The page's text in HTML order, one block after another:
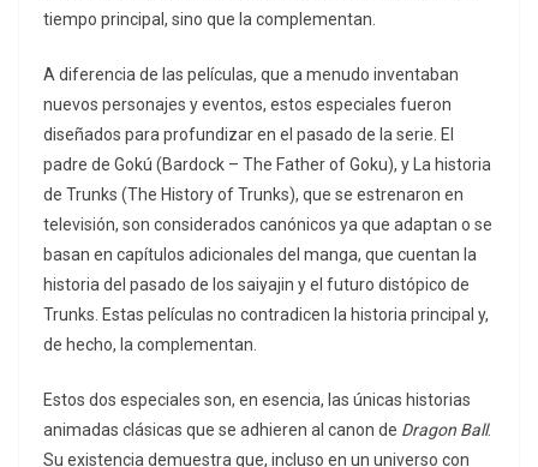
tiempo principal, sino que la complementan.
A diferencia de las películas, que a menudo inventaban
nuevos personajes y eventos, estos especiales fueron
diseñados para profundizar en el pasado de la serie. El
padre de Gokú (Bardock – The Father of Goku), y La historia
de Trunks (The History of Trunks), que se estrenaron en
televisión, son considerados canónicos ya que adaptan o se
basan en capítulos adicionales del manga, que cuentan la
historia del pasado de los saiyajin y el futuro distópico de
Trunks. Estas películas no contradicen la historia principal y,
de hecho, la complementan.
Estos dos especiales son, en esencia, las únicas historias
animadas clásicas que se adhieren al canon de Dragon Ball.
Su existencia demuestra que, incluso en un universo con